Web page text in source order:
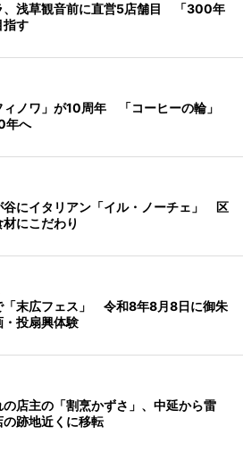
、浅草観音前に直営5店舗目 「300年
指す
ィノワ」が10周年 「コーヒーの輪」
年へ
谷にイタリアン「イル・ノーチェ」 区
にこだわり
「末広フェス」 令和8年8月8日に御朱
・投扇興体験
店主の「割烹かずさ」、中延から雷
の跡地近くに移転